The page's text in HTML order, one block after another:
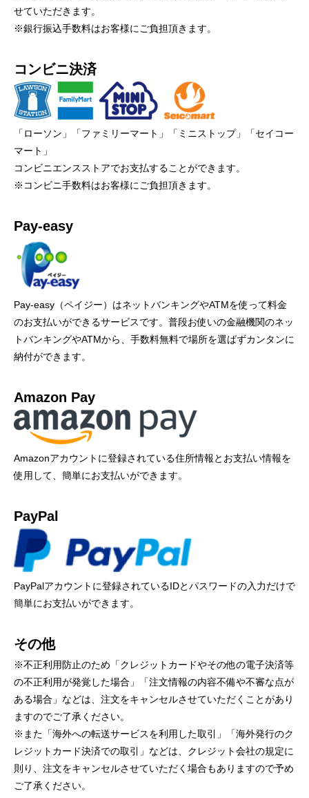
せていただきます。
※銀行振込手数料はお客様にご負担頂きます。
コンビニ決済
「ローソン」「ファミリーマート」「ミニストップ」「セイコー
マート」
コンビニエンスストアでお支払することができます。
※コンビニ手数料はお客様にご負担頂きます。
Pay-easy
Pay-easy（ペイジー）はネットバンキングやATMを使って料金
のお支払いができるサービスです。普段お使いの金融機関のネッ
トバンキングやATMから、手数料無料で場所を選ばずカンタンに
納付ができます。
Amazon Pay
Amazonアカウントに登録されている住所情報とお支払い情報を
使用して、簡単にお支払いができます。
PayPal
PayPalアカウントに登録されているIDとパスワードの入力だけで
簡単にお支払いができます。
その他
※不正利用防止のため「クレジットカードやその他の電子決済等
の不正利用が発覚した場合」「注文情報の内容不備や不審な点が
ある場合」などは、注文をキャンセルさせていただくことがあり
ますのでご了承ください。
※また「海外への転送サービスを利用した取引」「海外発行のク
レジットカード決済での取引」などは、クレジット会社の規定に
則り、注文をキャンセルさせていただく場合もありますので予め
ご了承ください。